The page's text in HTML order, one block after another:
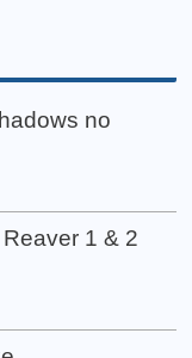
no
1 & 2